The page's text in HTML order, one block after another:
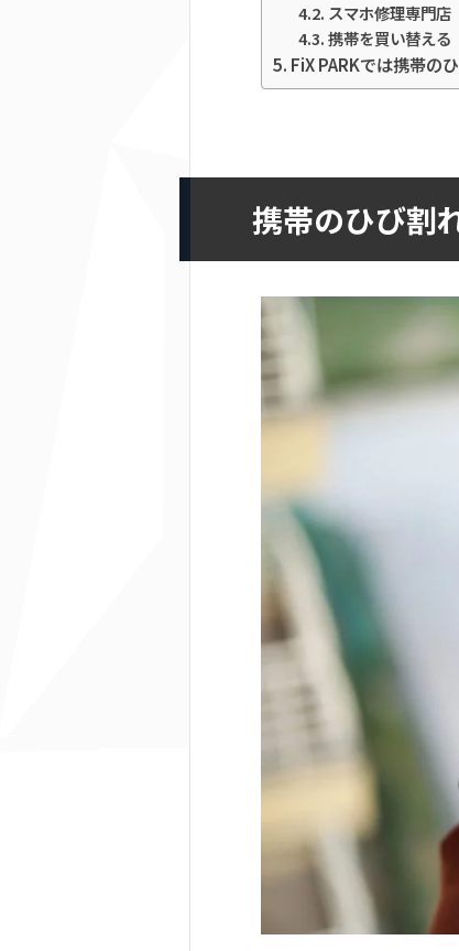
スマホ修理専門店
携帯を買い替える
FiX PARKでは携帯の
携帯のひび割